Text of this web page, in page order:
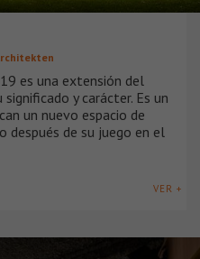
es una extensión del
y carácter. Es un
un nuevo espacio de
después de su juego en el
VER +